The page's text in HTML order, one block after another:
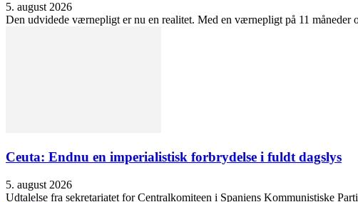
5. august 2026
Den udvidede værnepligt er nu en realitet. Med en værnepligt på 11
Ceuta: Endnu en imperialistisk forbrydelse i fuldt dagslys
5. august 2026
Udtalelse fra sekretariatet for Centralkomiteen i Spaniens Kommunistiske